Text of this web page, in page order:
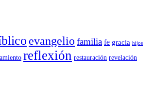
evangelio familia fe gracia hijos
reflexión restauración revelación